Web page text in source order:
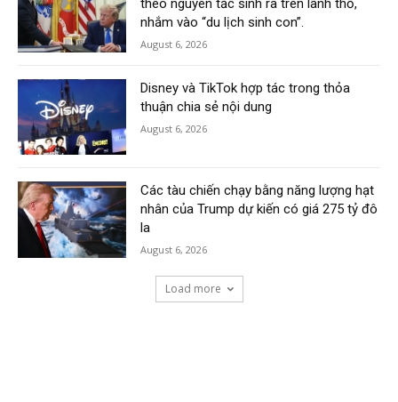
theo nguyên tắc sinh ra trên lãnh thổ,
nhắm vào “du lịch sinh con”.
August 6, 2026
Disney và TikTok hợp tác trong thỏa
thuận chia sẻ nội dung
August 6, 2026
Các tàu chiến chạy bằng năng lượng hạt
nhân của Trump dự kiến có giá 275 tỷ đô
la
August 6, 2026
Load more